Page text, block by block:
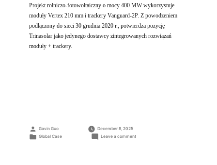
Projekt rolniczo-fotowoltaiczny o mocy 400 MW wykorzystuje
moduły Vertex 210 mm i trackery Vanguard-2P. Z powodzeniem
podłączony do sieci 30 grudnia 2020 r., potwierdza pozycję
Trinasolar jako jedynego dostawcy zintegrowanych rozwiązań
moduły + trackery.
Posted
by
Gavin Guo
December 8, 2025
Posted
Global Case Leave a commenton